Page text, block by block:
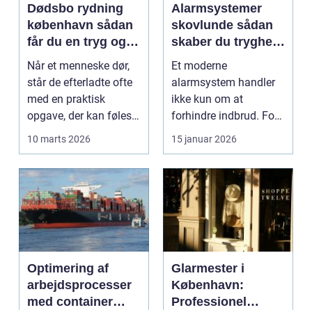
Dødsbo rydning
københavn sådan
får du en tryg og
effektiv løsning
Når et menneske dør,
står de efterladte ofte
med en praktisk
opgave, der kan føles
10 marts 2026
Alarmsystemer
skovlunde sådan
skaber du tryghed
i hverdagen
Et moderne
alarmsystem handler
ikke kun om at
forhindre indbrud. For
mange familier og
virksomheder ...
15 januar 2026
Optimering af
arbejdsprocesser
med container
Glarmester i
København:
Professionel